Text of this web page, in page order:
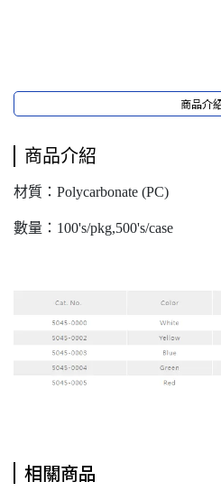
商品介
商品介紹
材質：Polycarbonate (PC)
數量：100's/pkg,500's/case
相關商品